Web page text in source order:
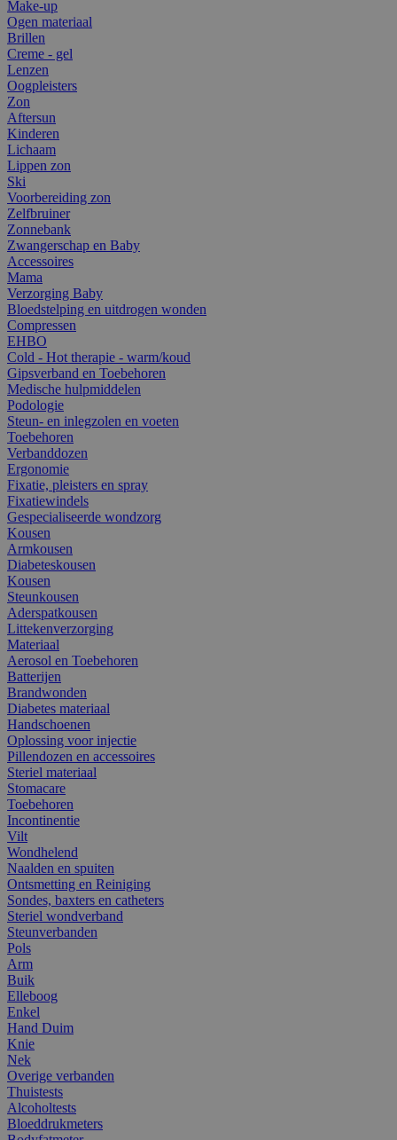
Make-up
Ogen materiaal
Brillen
Creme - gel
Lenzen
Oogpleisters
Zon
Aftersun
Kinderen
Lichaam
Lippen zon
Ski
Voorbereiding zon
Zelfbruiner
Zonnebank
Zwangerschap en Baby
Accessoires
Mama
Verzorging Baby
Bloedstelping en uitdrogen wonden
Compressen
EHBO
Cold - Hot therapie - warm/koud
Gipsverband en Toebehoren
Medische hulpmiddelen
Podologie
Steun- en inlegzolen en voeten
Toebehoren
Verbanddozen
Ergonomie
Fixatie, pleisters en spray
Fixatiewindels
Gespecialiseerde wondzorg
Kousen
Armkousen
Diabeteskousen
Kousen
Steunkousen
Aderspatkousen
Littekenverzorging
Materiaal
Aerosol en Toebehoren
Batterijen
Brandwonden
Diabetes materiaal
Handschoenen
Oplossing voor injectie
Pillendozen en accessoires
Steriel materiaal
Stomacare
Toebehoren
Incontinentie
Vilt
Wondhelend
Naalden en spuiten
Ontsmetting en Reiniging
Sondes, baxters en catheters
Steriel wondverband
Steunverbanden
Pols
Arm
Buik
Elleboog
Enkel
Hand Duim
Knie
Nek
Overige verbanden
Thuistests
Alcoholtests
Bloeddrukmeters